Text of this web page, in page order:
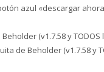
azul «descargar
(v1.7.58 y
de Beholder (v1.7.58 y